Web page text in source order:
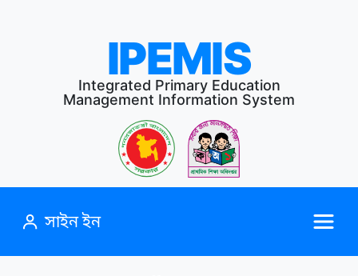
IPEMIS
Integrated Primary Education
Management Information System
সাইন ইন